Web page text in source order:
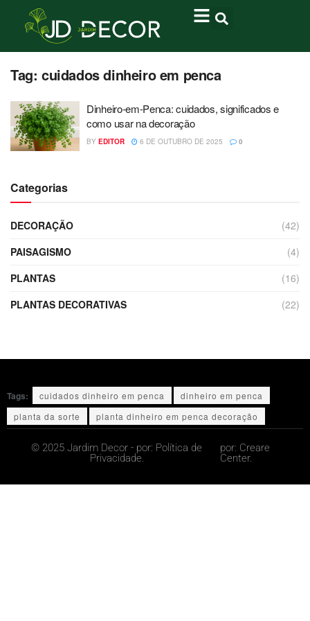
Tag: cuidados dinheiro em penca
Dinheiro-em-Penca: cuidados, significados e
como usar na decoração
BY EDITOR 6 DE OUTUBRO DE 2025 0
Categorias
DECORAÇÃO
(42)
PAISAGISMO
(4)
PLANTAS
(16)
PLANTAS DECORATIVAS
(22)
Tags: cuidados dinheiro em penca
dinheiro em penca
planta da sorte
planta dinheiro em penca decoração
© 2025 Jardim Decor - por: Política de
Privacidade.
por: Creare
Center.